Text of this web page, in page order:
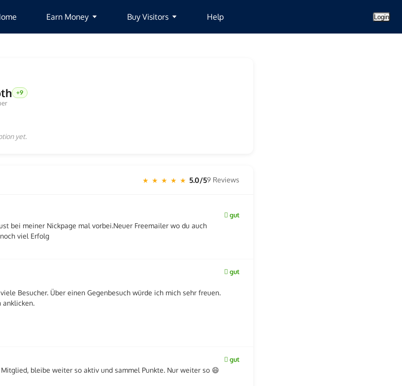
Earn Money Buy Visitors Help Login
+9
yet.
★ ★ ★ ★ ★ 5.0/59 Reviews
gut
bei meiner Nickpage mal vorbei.Neuer Freemailer wo du auch
viel Erfolg
gut
Besucher. Über einen Gegenbesuch würde ich mich sehr freuen.
anklicken.
gut
bleibe weiter so aktiv und sammel Punkte. Nur weiter so 😄